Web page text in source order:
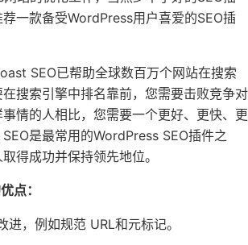
一款备受WordPress用户喜爱的SEO插
SEO已帮助全球数百万个网站在搜索
搜索引擎中排名靠前，您需要击败竞争对
情的人相比，您需要一个更好、更快、更
是最常用的WordPress SEO插件之
得成功并保持领先地位。
点：
进，例如规范 URL和元标记。